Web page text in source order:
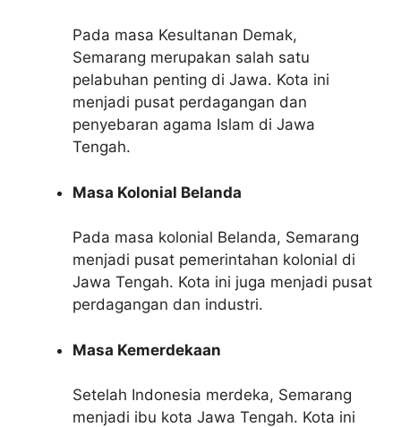
Pada masa Kesultanan Demak,
Semarang merupakan salah satu
pelabuhan penting di Jawa. Kota ini
menjadi pusat perdagangan dan
penyebaran agama Islam di Jawa
Tengah.
Masa Kolonial Belanda
Pada masa kolonial Belanda, Semarang
menjadi pusat pemerintahan kolonial di
Jawa Tengah. Kota ini juga menjadi pusat
perdagangan dan industri.
Masa Kemerdekaan
Setelah Indonesia merdeka, Semarang
menjadi ibu kota Jawa Tengah. Kota ini